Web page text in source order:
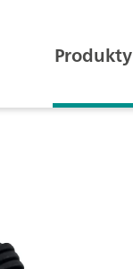
Produkty